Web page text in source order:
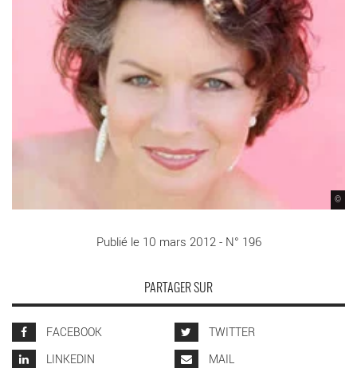
©
Publié le 10 mars 2012 - N° 196
PARTAGER SUR
FACEBOOK
TWITTER
LINKEDIN
MAIL